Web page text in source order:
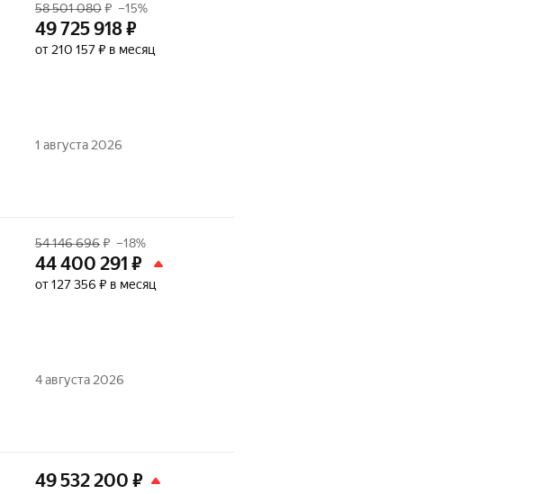
58 501 080₽ –15%
49 725 918₽
от 210 157 ₽ в месяц
1 августа 2026
54 146 696₽ –18%
44 400 291 ₽
от 127 356 ₽ в месяц
4 августа 2026
49 532 200 ₽